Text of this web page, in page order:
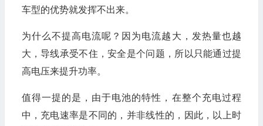
车型的优势就发挥不出来。
为什么不提高电流呢？因为电流越大，发热量也越
大，导线承受不住，安全是个问题，所以只能通过提
高电压来提升功率。
值得一提的是，由于电池的特性，在整个充电过程
中，充电速率是不同的，并非线性的，因此，以上时